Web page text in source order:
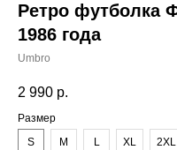
Ретро футболка
1986 года
Umbro
2 990 р.
Размер
S
M L XL 2XL